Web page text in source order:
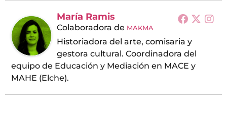
María Ramis
Colaboradora de MAKMA
Historiadora del arte, comisaria y
gestora cultural. Coordinadora del
equipo de Educación y Mediación en MACE y
MAHE (Elche).